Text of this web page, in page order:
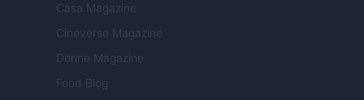
Casa Magazine
Cineverse Magazine
Donne Magazine
Food Blog